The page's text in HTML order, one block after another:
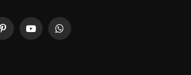
PinterestYouTubeWhatsApp